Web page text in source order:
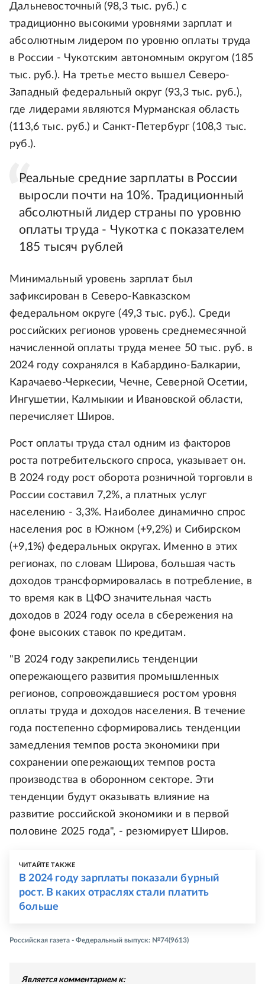
Дальневосточный (98,3 тыс. руб.) с
традиционно высокими уровнями зарплат и
абсолютным лидером по уровню оплаты труда
в России - Чукотским автономным округом (185
тыс. руб.). На третье место вышел Северо-
Западный федеральный округ (93,3 тыс. руб.),
где лидерами являются Мурманская область
(113,6 тыс. руб.) и Санкт-Петербург (108,3 тыс.
руб.).
Реальные средние зарплаты в России
выросли почти на 10%. Традиционный
абсолютный лидер страны по уровню
оплаты труда - Чукотка с показателем
185 тысяч рублей
Минимальный уровень зарплат был
зафиксирован в Северо-Кавказском
федеральном округе (49,3 тыс. руб.). Среди
российских регионов уровень среднемесячной
начисленной оплаты труда менее 50 тыс. руб. в
2024 году сохранялся в Кабардино-Балкарии,
Карачаево-Черкесии, Чечне, Северной Осетии,
Ингушетии, Калмыкии и Ивановской области,
перечисляет Широв.
Рост оплаты труда стал одним из факторов
роста потребительского спроса, указывает он.
В 2024 году рост оборота розничной торговли в
России составил 7,2%, а платных услуг
населению - 3,3%. Наиболее динамично спрос
населения рос в Южном (+9,2%) и Сибирском
(+9,1%) федеральных округах. Именно в этих
регионах, по словам Широва, большая часть
доходов трансформировалась в потребление, в
то время как в ЦФО значительная часть
доходов в 2024 году осела в сбережения на
фоне высоких ставок по кредитам.
"В 2024 году закрепились тенденции
опережающего развития промышленных
регионов, сопровождавшиеся ростом уровня
оплаты труда и доходов населения. В течение
года постепенно сформировались тенденции
замедления темпов роста экономики при
сохранении опережающих темпов роста
производства в оборонном секторе. Эти
тенденции будут оказывать влияние на
развитие российской экономики и в первой
половине 2025 года", - резюмирует Широв.
ЧИТАЙТЕ ТАКЖЕ
В 2024 году зарплаты показали бурный
рост. В каких отраслях стали платить
больше
Российская газета - Федеральный выпуск: №74(9613)
Является комментарием к: